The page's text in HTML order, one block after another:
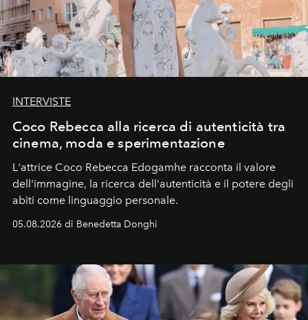
INTERVISTE
Coco Rebecca alla ricerca di autenticità tra
cinema, moda e sperimentazione
L'attrice Coco Rebecca Edogamhe racconta il valore
dell'immagine, la ricerca dell'autenticità e il potere degli
abiti come linguaggio personale.
05.08.2026 di Benedetta Donghi